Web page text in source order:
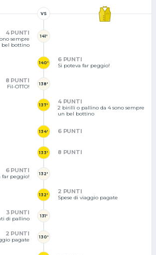
VS
141'
4 PUNTI
sempre
bel bottino
140' 6 PUNTI
Si poteva far peggio!
138'
8 PUNTI
Fil-OTTO!
137' 4 PUNTI
2 birilli o pallino da 4 sono sempre
un bel bottino
134' 6 PUNTI
133' 8 PUNTI
132'
6 PUNTI
far peggio!
132' 2 PUNTI
Spese di viaggio pagate
131'
3 PUNTI
di pallino
130'
2 PUNTI
pagate